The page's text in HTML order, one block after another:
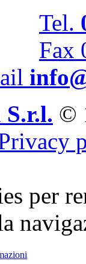
Tel.
Fax
©
per